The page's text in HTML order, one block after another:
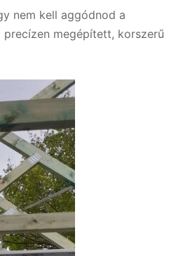
nem kell aggódnod a
megépített, korszerű